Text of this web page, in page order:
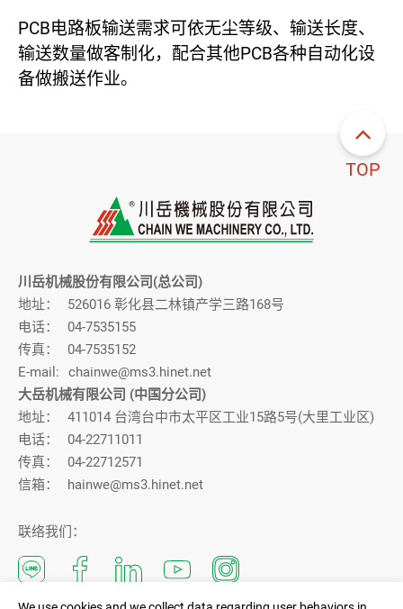
PCB电路板输送需求可依无尘等级、输送长度、
输送数量做客制化，配合其他PCB各种自动化设
备做搬送作业。
川岳机械股份有限公司(总公司)
地址：
526016 彰化县二林镇产学三路168号
电话：
04-7535155
传真：
04-7535152
E-mail:
chainwe@ms3.hinet.net
大岳机械有限公司 (中国分公司)
地址：
411014 台湾台中市太平区工业15路5号(大里工业区)
电话：
04-22711011
传真：
04-22712571
信箱：
hainwe@ms3.hinet.net
联络我们：
TOP